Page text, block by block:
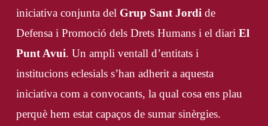
iniciativa conjunta del Grup Sant Jordi de
Defensa i Promoció dels Drets Humans i el diari El
Punt Avui. Un ampli ventall d’entitats i
institucions eclesials s’han adherit a aquesta
iniciativa com a convocants, la qual cosa ens plau
perquè hem estat capaços de sumar sinèrgies.